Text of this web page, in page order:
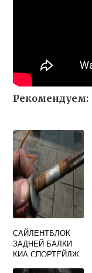
Рекомендуем:
САЙЛЕНТБЛОК
ЗАДНЕЙ БАЛКИ
КИА СПОРТЕЙДЖ